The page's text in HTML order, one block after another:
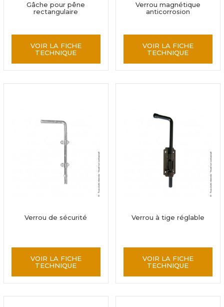
Gâche pour pêne
rectangulaire
VOIR LA FICHE
TECHNIQUE
Verrou magnétique
anticorrosion
VOIR LA FICHE
TECHNIQUE
Verrou de sécurité
VOIR LA FICHE
TECHNIQUE
Verrou à tige réglable
VOIR LA FICHE
TECHNIQUE